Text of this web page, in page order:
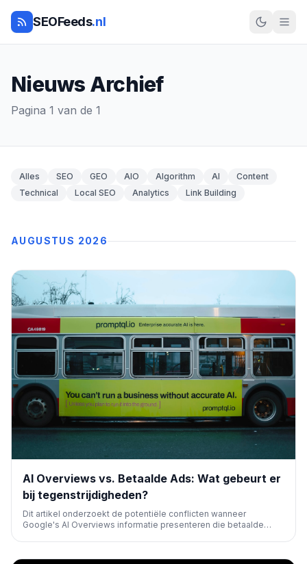
SEOFeeds.nl
Nieuws Archief
Pagina 1 van de 1
Alles SEO GEO AIO Algorithm AI
Content
Technical
Local SEO Analytics Link Building
AUGUSTUS 2026
AI Overviews vs. Betaalde Ads: Wat gebeurt er
bij tegenstrijdigheden?
Dit artikel onderzoekt de potentiële conflicten wanneer
Google's AI Overviews informatie presenteren die betaalde
biedt inzichten voor marketeers.